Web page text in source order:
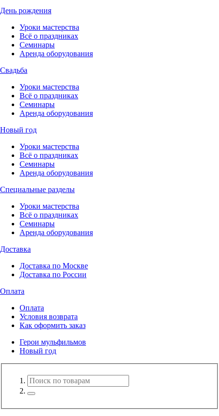
День рождения
Уроки мастерства
Всё о праздниках
Семинары
Аренда оборудования
Свадьба
Уроки мастерства
Всё о праздниках
Семинары
Аренда оборудования
Новый год
Уроки мастерства
Всё о праздниках
Семинары
Аренда оборудования
Специальные разделы
Уроки мастерства
Всё о праздниках
Семинары
Аренда оборудования
Доставка
Доставка по Москве
Доставка по России
Оплата
Оплата
Условия возврата
Как оформить заказ
Герои мульфильмов
Новый год